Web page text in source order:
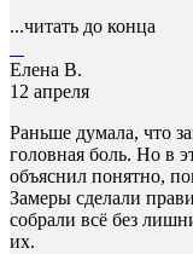
...читать до конца
Елена В.
12 апреля
Раньше думала, что
головная боль. Но в
объяснил понятно,
Замеры сделали
собрали всё без
их.